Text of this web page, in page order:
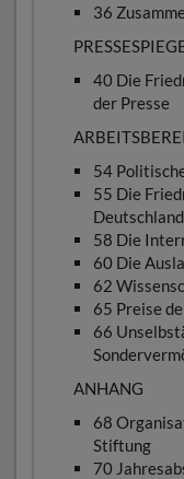
36
40 Die
der Presse
54
55 Die
Deutschland
58 Die
60 Die
62
65 Preise
66
ANHANG
68
Stiftung
70